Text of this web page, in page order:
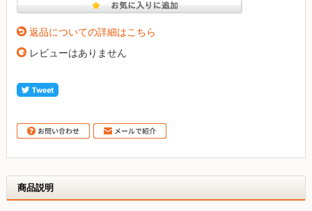
返品についての詳細はこちら
レビューはありません
商品説明